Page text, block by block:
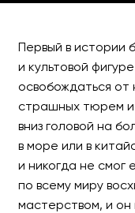
Балет
Первый в истории
и культовой
освобождаться от
страшных тюрем и
вниз головой на
в море или в
и никогда не смог
по всему миру
мастерством, и он